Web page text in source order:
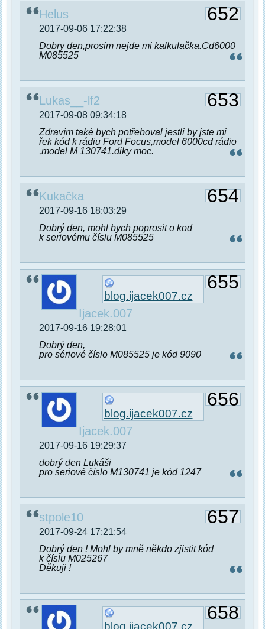
652
Helus
2017-09-06 17:22:38
Dobry den,prosim nejde mi kalkulačka.Cd6000
M085525
653
Lukas__-lf2
2017-09-08 09:34:18
Zdravím také bych potřeboval jestli by jste mi
řek kód k rádiu Ford Focus,model 6000cd rádio
,model M 130741.diky moc.
654
Kukačka
2017-09-16 18:03:29
Dobrý den, mohl bych poprosit o kod
k seriovému číslu M085525
655
blog.ijacek007.cz
Ijacek.007
2017-09-16 19:28:01
Dobrý den,
pro sériové číslo M085525 je kód 9090
656
blog.ijacek007.cz
Ijacek.007
2017-09-16 19:29:37
dobrý den Lukáši
pro seriové číslo M130741 je kód 1247
657
stpole10
2017-09-24 17:21:54
Dobrý den ! Mohl by mně někdo zjistit kód
k číslu M025267
Děkuji !
658
blog.ijacek007.cz